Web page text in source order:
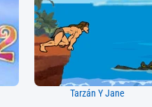
Tarzán Y Jane